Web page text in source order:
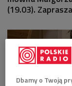
(19.03).
Dbamy o Twoją